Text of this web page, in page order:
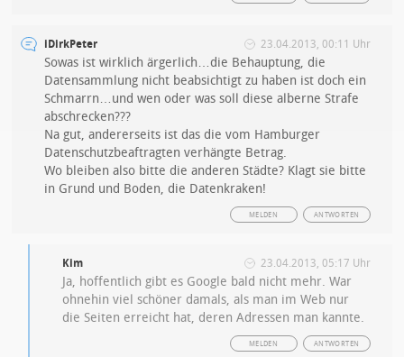
iDirkPeter 23.04.2013, 00:11 Uhr
Sowas ist wirklich ärgerlich…die Behauptung, die
Datensammlung nicht beabsichtigt zu haben ist doch ein
Schmarrn…und wen oder was soll diese alberne Strafe
abschrecken???
Na gut, andererseits ist das die vom Hamburger
Datenschutzbeaftragten verhängte Betrag.
Wo bleiben also bitte die anderen Städte? Klagt sie bitte
in Grund und Boden, die Datenkraken!
ANTWORTEN
MELDEN
Kim 23.04.2013, 05:17 Uhr
Ja, hoffentlich gibt es Google bald nicht mehr. War
ohnehin viel schöner damals, als man im Web nur
die Seiten erreicht hat, deren Adressen man kannte.
ANTWORTEN
MELDEN